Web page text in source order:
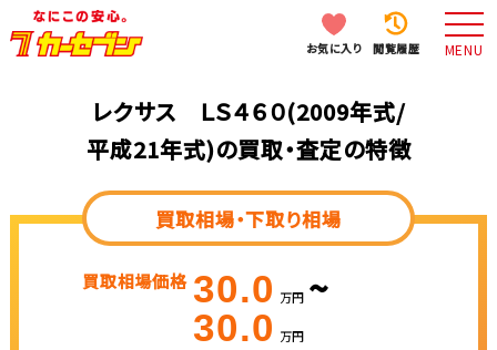
お気に入り 閲覧履歴 MENU
レクサス ＬＳ４６０(2009年式/
平成21年式)の買取・査定の特徴
買取相場・下取り相場
買取相場価格 30.0 万円 ~
30.0 万円